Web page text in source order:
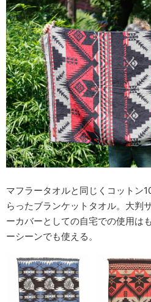
マフラータオルと同じくコットン
らったブランケットタオル。大判
ーカバーとしての自宅での使用は
ーシーンでも使える。